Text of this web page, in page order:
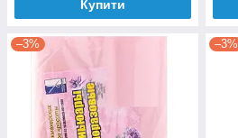
Купити
–3% –3%